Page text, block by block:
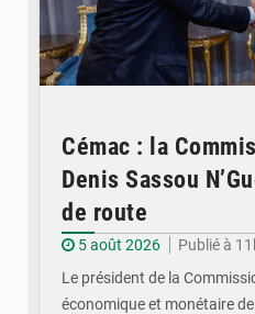
Cémac : la
Denis Sassou
de route
5 août 2026
Publié à
Le président de la
économique et monétaire